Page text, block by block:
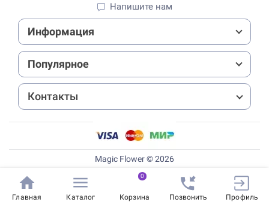
Главная Каталог
0
Корзина Позвонить Профиль
Напишите нам
Информация
Популярное
Контакты
Magic Flower © 2026